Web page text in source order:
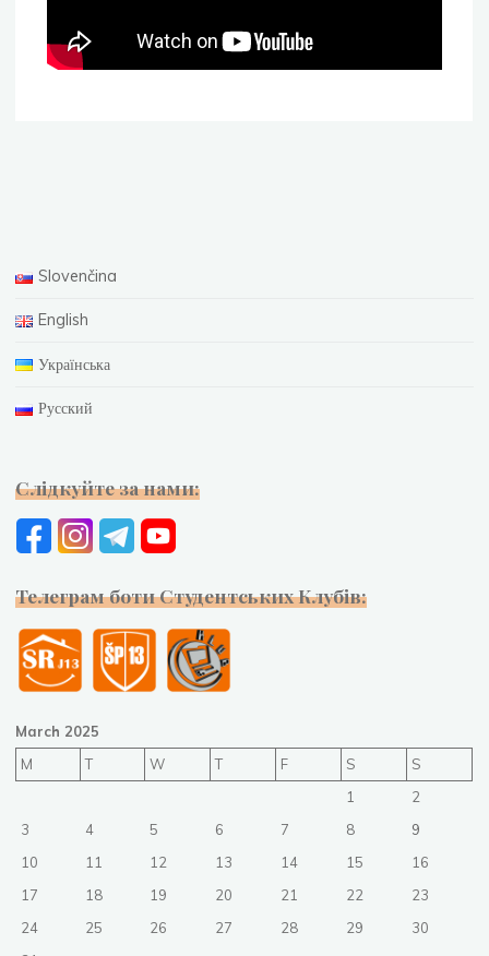
Slovenčina
English
Українська
Русский
Слідкуйте за нами:
Телеграм боти Студентських Клубів:
March 2025
M
T W T F S
S
1
2
3
4 5 6 7 8
9
10
11 12 13 14 15
16
17
18 19 20 21 22
23
24
25 26 27 28 29
30